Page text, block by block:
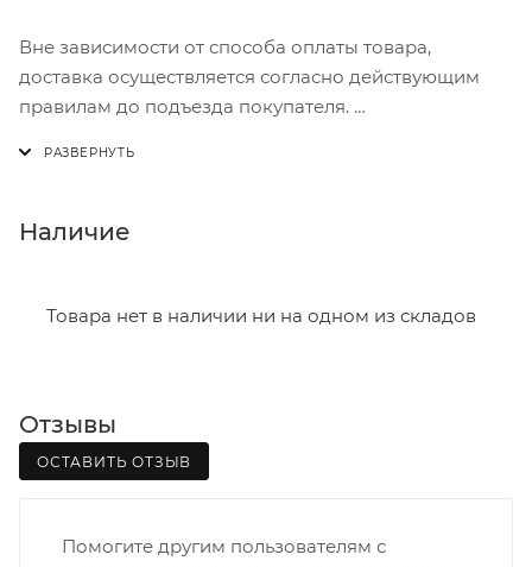
Вне зависимости от способа оплаты товара,
доставка осуществляется согласно действующим
правилам до подъезда покупателя.
В субботу с 8:00 до 15:00
- зоны доставки;
Границы доставки в черте города на выезд
(перекрестки улиц):
• Московская - Ульяновская
Наличие
Товара нет в наличии ни на одном из складов
Отзывы
ОСТАВИТЬ ОТЗЫВ
Помогите другим пользователям с